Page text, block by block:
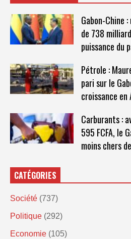
Gabon-Chine
de 738
puissance du
Pétrole :
pari sur le
croissance en
Carburants :
595 FCFA, le
moins chers
CATÉGORIES
Société (737)
Politique (292)
Economie (105)